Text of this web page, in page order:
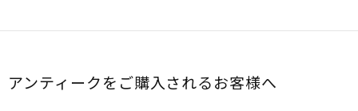
アンティークをご購入されるお客様へ